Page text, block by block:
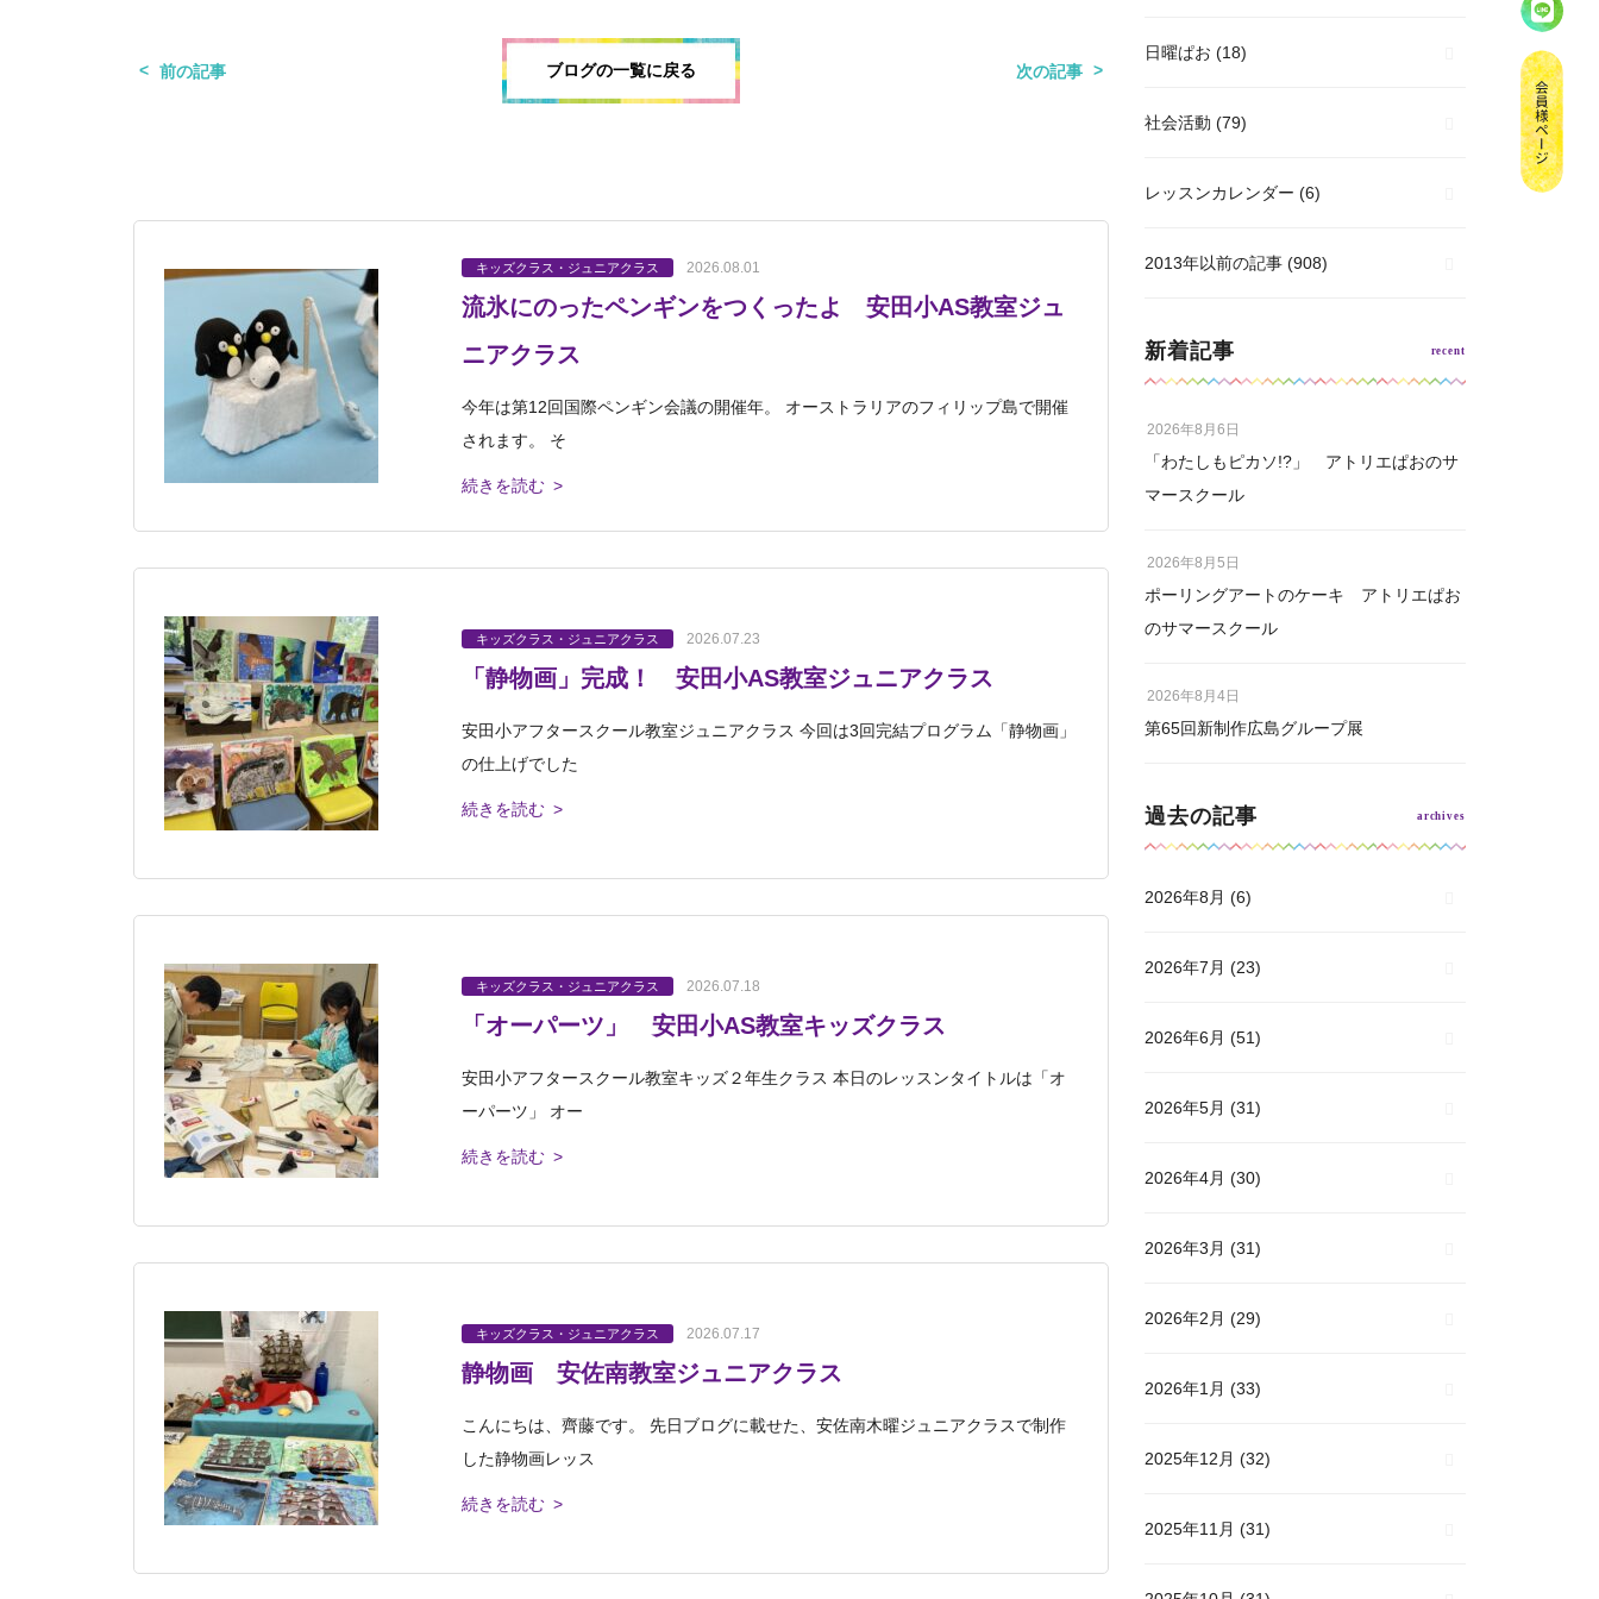
前の記事 ブログの一覧に戻る 次の記事
キッズクラス・ジュニアクラス 2026.08.01
流氷にのったペンギンをつくったよ 安田小AS教室ジュ
ニアクラス
今年は第12回国際ペンギン会議の開催年。 オーストラリアのフィリップ島で開催
されます。 そ
続きを読む >
キッズクラス・ジュニアクラス 2026.07.23
「静物画」完成！ 安田小AS教室ジュニアクラス
安田小アフタースクール教室ジュニアクラス 今回は3回完結プログラム「静物画」
の仕上げでした
続きを読む >
キッズクラス・ジュニアクラス 2026.07.18
「オーパーツ」 安田小AS教室キッズクラス
安田小アフタースクール教室キッズ２年生クラス 本日のレッスンタイトルは「オ
ーパーツ」 オー
続きを読む >
キッズクラス・ジュニアクラス 2026.07.17
静物画 安佐南教室ジュニアクラス
こんにちは、齊藤です。 先日ブログに載せた、安佐南木曜ジュニアクラスで制作
した静物画レッス
続きを読む >
日曜ぱお (18)
社会活動 (79)
レッスンカレンダー (6)
2013年以前の記事 (908)
新着記事
「わたしもピカソ!?」 アトリエぱおのサ
マースクール
2026年8月6日
ポーリングアートのケーキ アトリエぱお
のサマースクール
2026年8月5日
第65回新制作広島グループ展
2026年8月4日
過去の記事
2026年8月 (6)
2026年7月 (23)
2026年6月 (51)
2026年5月 (31)
2026年4月 (30)
2026年3月 (31)
2026年2月 (29)
2026年1月 (33)
2025年12月 (32)
2025年11月 (31)